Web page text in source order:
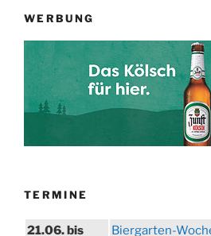
WERBUNG
TERMINE
21.06. bis Biergarten-